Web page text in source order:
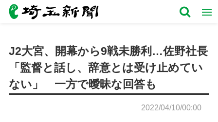
J2大宮、開幕から9戦未勝利…佐野社長
「監督と話し、辞意とは受け止めてい
ない」 一方で曖昧な回答も
2022/04/10/00:00